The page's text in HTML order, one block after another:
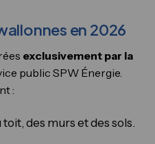
en 2026
exclusivement par la
public SPW Énergie.
:
toit, des murs et des sols.